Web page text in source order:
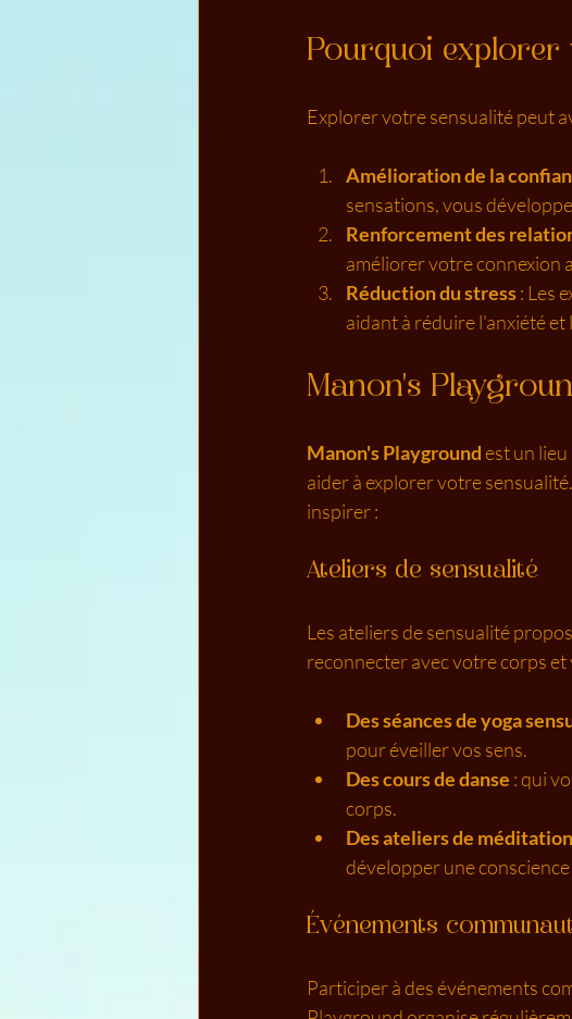
Pourquoi explorer
Explorer votre sensualité peut
Amélioration de la
sensations, vous
Renforcement des
améliorer votre connexion
Réduction du stress : Les
aidant à réduire l'anxiété et
Manon's
Manon's Playground est un
aider à explorer votre
inspirer :
Ateliers de sensualité
Les ateliers de sensualité
reconnecter avec votre corps
Des séances de yoga
pour éveiller vos sens.
Des cours de danse : qui
corps.
Des ateliers de méditation
développer une
Événements
Participer à des événements